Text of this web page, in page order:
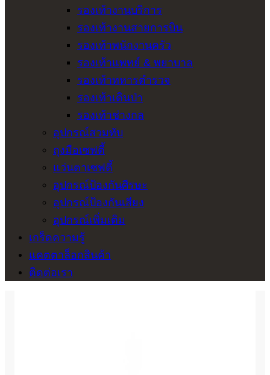
รองเท้างานบริการ
รองเท้างานสายการบิน
รองเท้าพนักงานครัว
รองเท้าแพทย์ & พยาบาล
รองเท้าทหารตำรวจ
รองเท้าเดินป่า
รองเท้าช่างกล
อุปกรณ์สวมทับ
ถุงมือเซฟตี้
แว่นตาเซฟตี้
อุปกรณ์ป้องกันศีรษะ
อุปกรณ์ป้องกันเสียง
อุปกรณ์เพิ่มเติม
เกร็ดความรู้
แคตตาล็อกสินค้า
ติดต่อเรา